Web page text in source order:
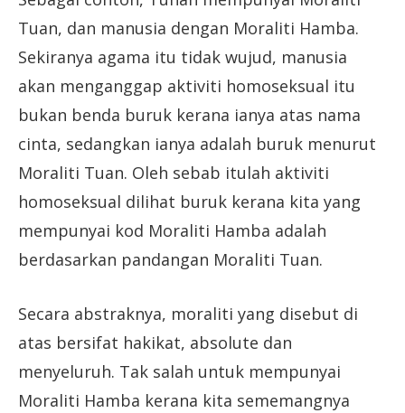
Tuan, dan manusia dengan Moraliti Hamba.
Sekiranya agama itu tidak wujud, manusia
akan menganggap aktiviti homoseksual itu
bukan benda buruk kerana ianya atas nama
cinta, sedangkan ianya adalah buruk menurut
Moraliti Tuan. Oleh sebab itulah aktiviti
homoseksual dilihat buruk kerana kita yang
mempunyai kod Moraliti Hamba adalah
berdasarkan pandangan Moraliti Tuan.
Secara abstraknya, moraliti yang disebut di
atas bersifat hakikat, absolute dan
menyeluruh. Tak salah untuk mempunyai
Moraliti Hamba kerana kita sememangnya